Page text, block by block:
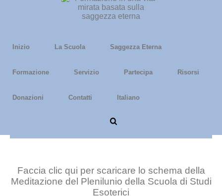
Inizio La Scuola Saggezza Eterna
Formazione Servizio Partecipa Risorsi
Donazioni Contatti Italiano
Meditazione di Plenilunio
Faccia clic qui per scaricare lo schema della
Meditazione del Plenilunio della Scuola di Studi
Esoterici